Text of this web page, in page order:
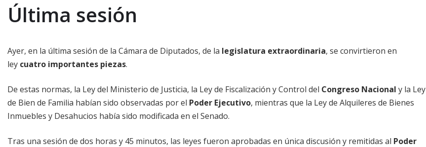
Última sesión
Ayer, en la última sesión de la Cámara de Diputados, de la legislatura extraordinaria, se convirtieron en
ley cuatro importantes piezas.
De estas normas, la Ley del Ministerio de Justicia, la Ley de Fiscalización y Control del Congreso Nacional y la Ley
de Bien de Familia habían sido observadas por el Poder Ejecutivo, mientras que la Ley de Alquileres de Bienes
Inmuebles y Desahucios había sido modificada en el Senado.
Tras una sesión de dos horas y 45 minutos, las leyes fueron aprobadas en única discusión y remitidas al Poder